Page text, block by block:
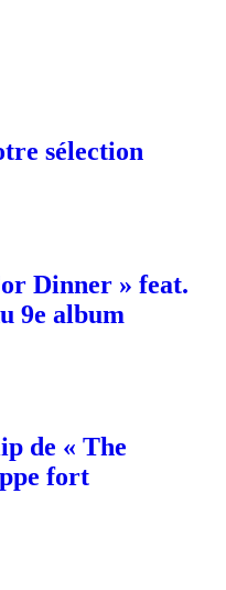
sélection
Dinner » feat.
9e album
de « The
fort